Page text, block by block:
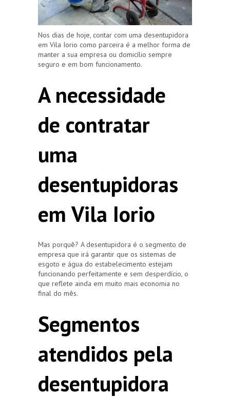
Nos dias de hoje, contar com uma desentupidora
em Vila Iorio como parceira é a melhor forma de
manter a sua empresa ou domicílio sempre
seguro e em bom funcionamento.
A necessidade
de contratar
uma
desentupidoras
em Vila Iorio
Mas porquê? A desentupidora é o segmento de
empresa que irá garantir que os sistemas de
esgoto e água do estabelecimento estejam
funcionando perfeitamente e sem desperdício, o
que reflete ainda em muito mais economia no
final do mês.
Segmentos
atendidos pela
desentupidora